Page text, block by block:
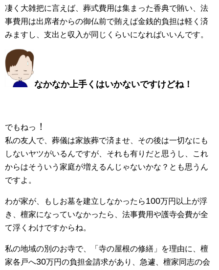
凄く大雑把に言えば、葬式費用は集まった香典で賄い、法
事費用は出席者からの御仏前で賄えば金銭的負担は軽く済
みますし、支出と収入が同じくらいになればいいんです。
なかなか上手くはいかないですけどね！
でもねっ ！
私の友人で、葬儀は家族葬で済ませ、その後は一切なにも
しないヤツがいるんですが、それも有りだと思うし、これ
からはそういう家庭が増えるんじゃないかな？とも思うん
ですよ。
わが家が、もしお墓を建立しなかったら100万円以上が浮
き、檀家になっていなかったら、法事費用や護寺会費が全
て浮くわけですからね。
私の地域の別のお寺で、「寺の屋根の修繕」を理由に、檀
家各戸へ30万円の負担金請求があり、急遽、檀家同志の会